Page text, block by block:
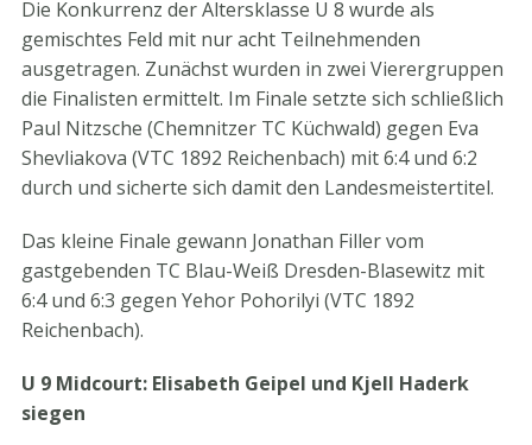
Die Konkurrenz der Altersklasse U 8 wurde als
gemischtes Feld mit nur acht Teilnehmenden
ausgetragen. Zunächst wurden in zwei Vierergruppen
die Finalisten ermittelt. Im Finale setzte sich schließlich
Paul Nitzsche (Chemnitzer TC Küchwald) gegen Eva
Shevliakova (VTC 1892 Reichenbach) mit 6:4 und 6:2
durch und sicherte sich damit den Landesmeistertitel.
Das kleine Finale gewann Jonathan Filler vom
gastgebenden TC Blau-Weiß Dresden-Blasewitz mit
6:4 und 6:3 gegen Yehor Pohorilyi (VTC 1892
Reichenbach).
U 9 Midcourt: Elisabeth Geipel und Kjell Haderk
siegen